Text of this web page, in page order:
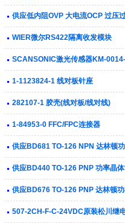
供应低内阻OVP 大电流OCP 过压
WIER微尔RS422隔离收发模块
SCANSONIC激光传感器KM-
1-1123824-1 线对板针座
282107-1 胶壳(线对板/线对线)
1-84953-0 FFC/FPC连接器
供应BD681 TO-126 NPN 达林顿
供应BD440 TO-126 PNP 功率晶
供应BD676 TO-126 PNP 达林顿
507-2CH-F-C-24VDC原装松川继